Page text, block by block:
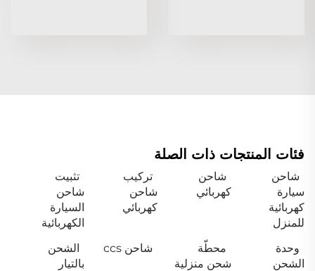
فئات المنتجات ذات الصلة
شاحن
سيارة
كهربائية
للمنزل
شاحن
كهربائي
تركيب
شاحن
كهربائي
تثبيت
شاحن
السيارة
الكهربائية
وحدة
الشحن
محطّة
شحن منزلية
شاحن ccs
الشحن
بالتيار